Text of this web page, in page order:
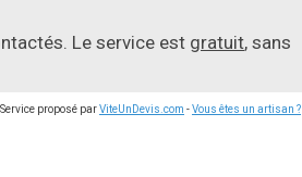
Le service est gratuit, sans
proposé parViteUnDevis.com -Vous êtes un artisan ?